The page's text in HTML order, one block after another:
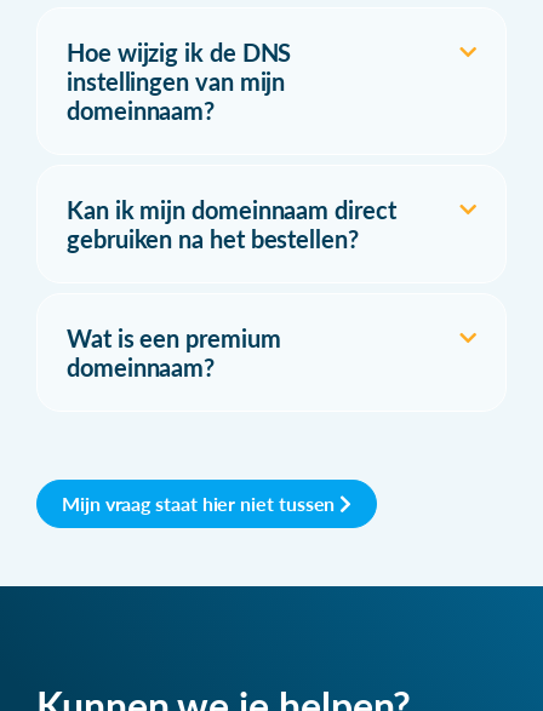
Hoe wijzig ik de DNS
instellingen van mijn
domeinnaam?
Kan ik mijn domeinnaam direct
gebruiken na het bestellen?
Wat is een premium
domeinnaam?
Mijn vraag staat hier niet tussen